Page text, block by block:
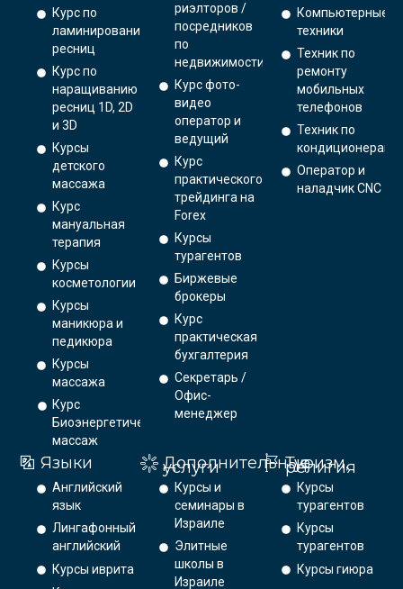
Курс по
ламинированию
ресниц
Курс по
наращиванию
ресниц 1D, 2D
и 3D
Курсы
детского
массажа
Курс
мануальная
терапия
Курсы
косметологии
Курсы
маникюра и
педикюра
Курсы
массажа
Курс
Биоэнергетический
массаж
риэлторов /
посредников
по
недвижимости
Курс фото-
видео
оператор и
ведущий
Курс
практического
трейдинга на
Forex
Курсы
турагентов
Биржевые
брокеры
Курс
практическая
бухгалтерия
Секретарь /
Офис-
менеджер
Компьютерные
техники
Техник по
ремонту
мобильных
телефонов
Техник по
кондиционерам
Оператор и
наладчик CNC
Языки
Английский
язык
Лингафонный
английский
Курсы иврита
Дополнительные
услуги
Курсы и
семинары в
Израиле
Элитные
школы в
Израиле
Туризм,
религия
Курсы
турагентов
Курсы
турагентов
Курсы гиюра